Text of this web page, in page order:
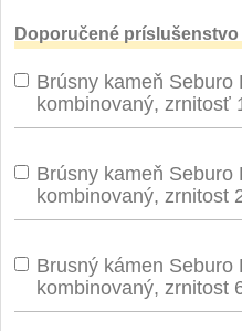
Nože Seburo SUBAJA
Nože Seburo HOKORI
Nože Seburo HOGANI
Nože Seburo WEST 21
Doporučené
Brúsny kameň Seburo
kombinovaný, zrnitosť
Brúsny kameň Seburo
kombinovaný, zrnitost
Brusný kámen Seburo
kombinovaný, zrnitost